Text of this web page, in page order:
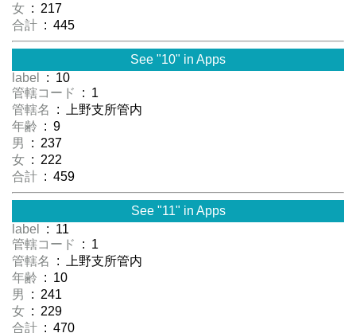
女 : 217
合計 : 445
See "10" in Apps
label
: 10
管轄コード
: 1
管轄名
: 上野支所管内
年齢 : 9
男
: 237
女 : 222
合計 : 459
See "11" in Apps
label
: 11
管轄コード
: 1
管轄名
: 上野支所管内
年齢 : 10
男
: 241
女 : 229
合計 : 470